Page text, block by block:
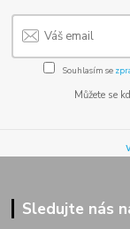
Souhlasím se
Můžete se
Sledujte nás